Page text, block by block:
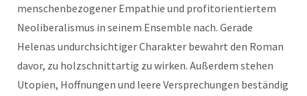
menschenbezogener Empathie und profitorientiertem
Neoliberalismus in seinem Ensemble nach. Gerade
Helenas undurchsichtiger Charakter bewahrt den Roman
davor, zu holzschnittartig zu wirken. Außerdem stehen
Utopien, Hoffnungen und leere Versprechungen beständig